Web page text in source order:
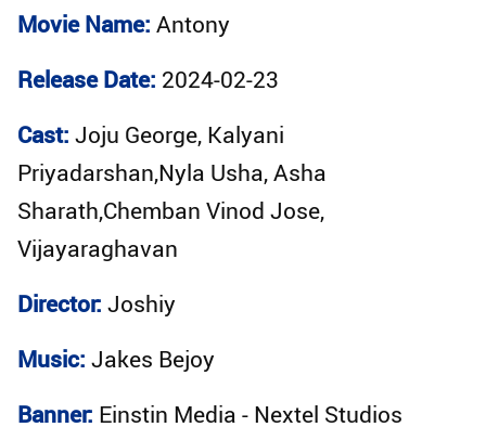
Movie Name: Antony
Release Date: 2024-02-23
Cast: Joju George, Kalyani
Priyadarshan,Nyla Usha, Asha
Sharath,Chemban Vinod Jose,
Vijayaraghavan
Director: Joshiy
Music: Jakes Bejoy
Banner: Einstin Media - Nextel Studios